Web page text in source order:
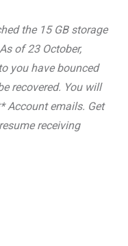
the 15 GB storage
of 23 October,
you have bounced
recovered. You will
Account emails. Get
receiving